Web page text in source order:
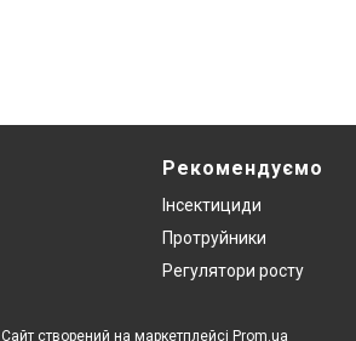
Рекомендуємо
Інсектициди
Протруйники
Регулятори росту
Сайт створений на маркетплейсі Prom.ua